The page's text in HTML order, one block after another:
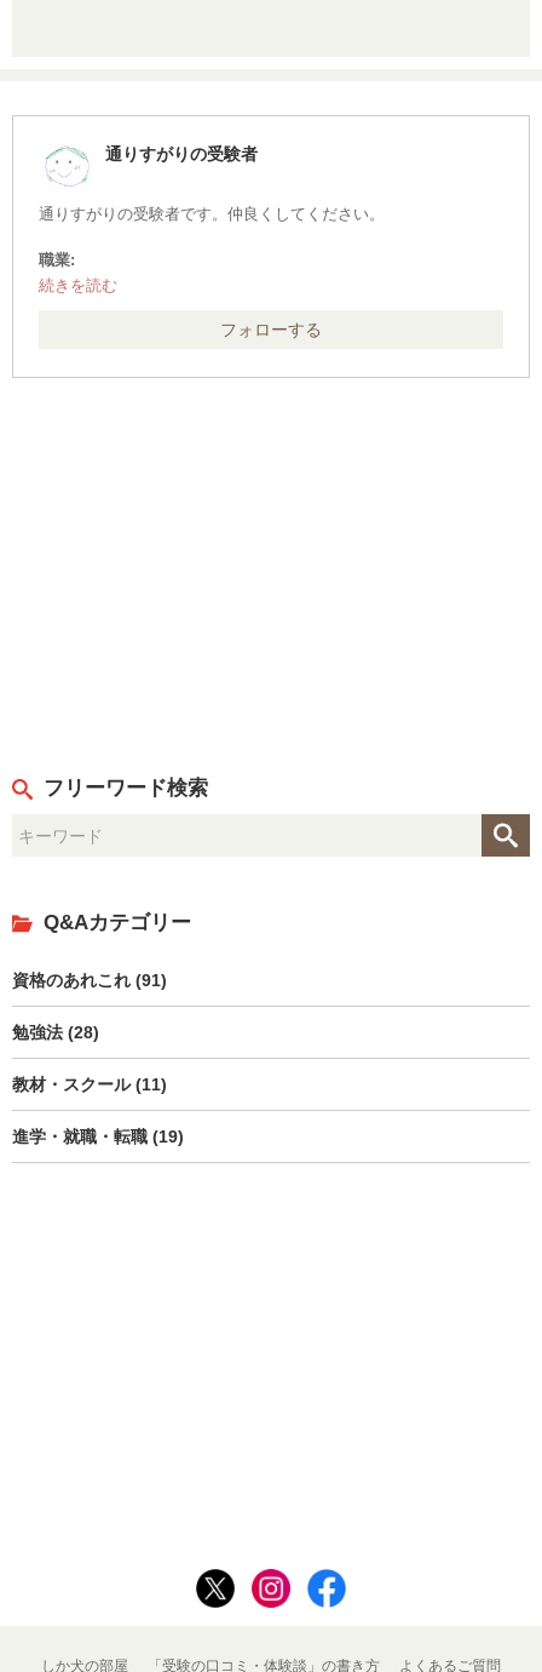
通りすがりの受験者
通りすがりの受験者です。仲良くしてください。
職業:
営業、企画
フォローする
フリーワード検索
Q&Aカテゴリー
資格のあれこれ (91)
勉強法 (28)
教材・スクール (11)
進学・就職・転職 (19)
しか犬の部屋 「受験の口コミ・体験談」の書き方 よくあるご質問